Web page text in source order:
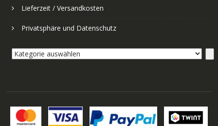
Lieferzeit / Versandkosten
Privatsphäre und Datenschutz
Kategorie